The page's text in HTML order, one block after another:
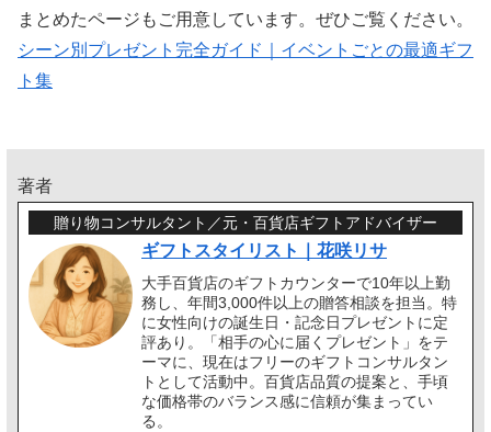
まとめたページもご用意しています。ぜひご覧ください。
シーン別プレゼント完全ガイド｜イベントごとの最適ギフ
ト集
著者
贈り物コンサルタント／元・百貨店ギフトアドバイザー
ギフトスタイリスト｜花咲リサ
大手百貨店のギフトカウンターで10年以上勤
務し、年間3,000件以上の贈答相談を担当。特
に女性向けの誕生日・記念日プレゼントに定
評あり。「相手の心に届くプレゼント」をテ
ーマに、現在はフリーのギフトコンサルタン
トとして活動中。百貨店品質の提案と、手頃
な価格帯のバランス感に信頼が集まってい
る。